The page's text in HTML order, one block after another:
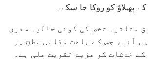
پھیلاؤ کو روکا جا سکے۔
متاثرہ شخص کی کوئی حالیہ سفری
آئی، جس کے باعث مقامی سطح پر
کے خدشات کو مزید تقویت ملی ہے۔